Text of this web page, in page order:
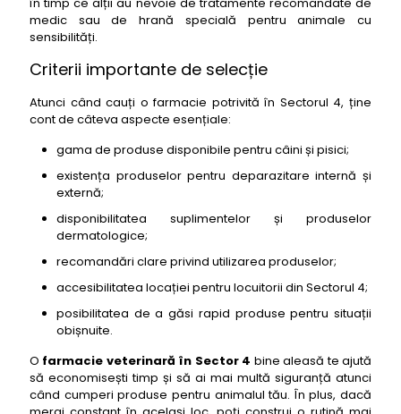
medic sau de hrană specială pentru animale cu
sensibilități.
Criterii importante de selecție
Atunci când cauți o farmacie potrivită în Sectorul 4, ține
cont de câteva aspecte esențiale:
gama de produse disponibile pentru câini și pisici;
existența produselor pentru deparazitare internă și
externă;
disponibilitatea suplimentelor și produselor
dermatologice;
recomandări clare privind utilizarea produselor;
accesibilitatea locației pentru locuitorii din Sectorul 4;
posibilitatea de a găsi rapid produse pentru situații
obișnuite.
O farmacie veterinară în Sector 4 bine aleasă te ajută
să economisești timp și să ai mai multă siguranță atunci
când cumperi produse pentru animalul tău. În plus, dacă